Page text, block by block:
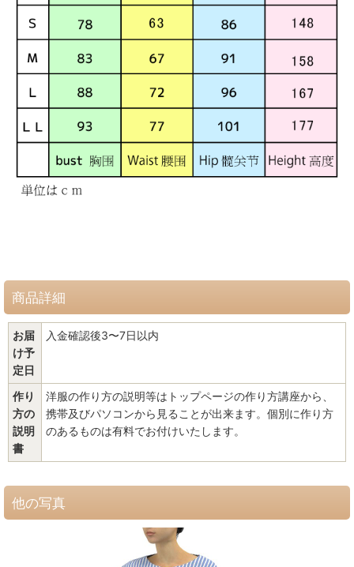
商品詳細
お届
け予
定日
入金確認後3〜7日以内
作り
方の
説明
書
洋服の作り方の説明等はトップページの作り方講座から、
携帯及びパソコンから見ることが出来ます。個別に作り方
のあるものは有料でお付けいたします。
他の写真